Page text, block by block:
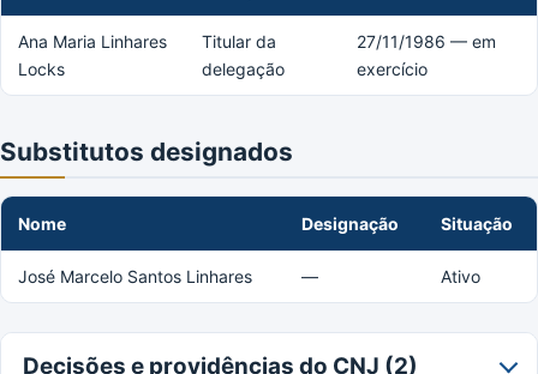
Ana Maria Linhares
Locks
Titular da
delegação
27/11/1986 — em
exercício
Substitutos designados
Nome Designação Situação
José Marcelo Santos Linhares — Ativo
Decisões e providências do CNJ (2)